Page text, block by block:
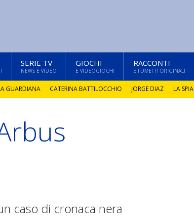
SERIE TV
NEWS E VIDEO
GIOCHI
E VIDEOGIOCHI
RACCONTI
E FUMETTI ORIGINALI
GUARDIANA CATERINA BATTILOCCHIO JORGE DIAZ LA SPIA
caso di cronaca nera